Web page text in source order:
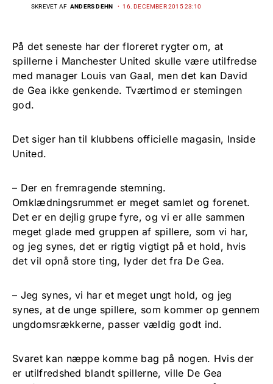
SKREVET AF ANDERS DEHN 16. DECEMBER 2015 23:10
På det seneste har der floreret rygter om, at
spillerne i Manchester United skulle være utilfredse
med manager Louis van Gaal, men det kan David
de Gea ikke genkende. Tværtimod er stemingen
god.
Det siger han til klubbens officielle magasin, Inside
United.
– Der en fremragende stemning.
Omklædningsrummet er meget samlet og forenet.
Det er en dejlig grupe fyre, og vi er alle sammen
meget glade med gruppen af spillere, som vi har,
og jeg synes, det er rigtig vigtigt på et hold, hvis
det vil opnå store ting, lyder det fra De Gea.
– Jeg synes, vi har et meget ungt hold, og jeg
synes, at de unge spillere, som kommer op gennem
ungdomsrækkerne, passer vældig godt ind.
Svaret kan næppe komme bag på nogen. Hvis der
er utilfredshed blandt spillerne, ville De Gea